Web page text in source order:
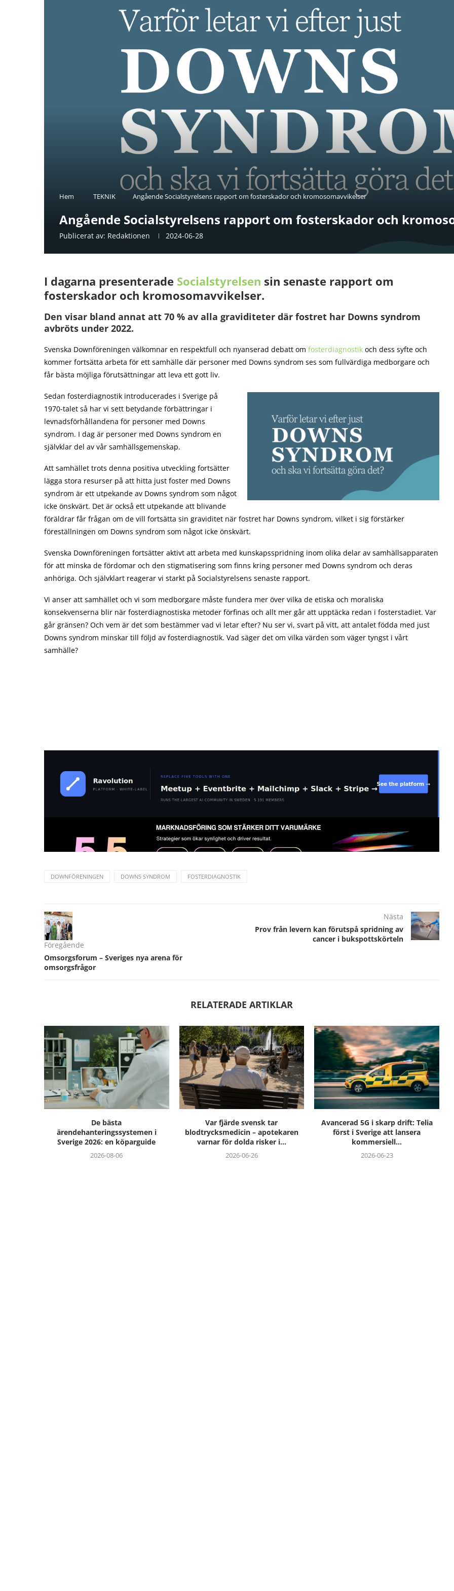
Hem TEKNIK Angående Socialstyrelsens rapport om fosterskador och kromosomavvikelser
Angående Socialstyrelsens rapport om fosterskador och
Publicerat av: Redaktionen 2024-06-28
I dagarna presenterade Socialstyrelsen sin senaste rapport om
fosterskador och kromosomavvikelser.
Den visar bland annat att 70 % av alla graviditeter där fostret har Downs syndrom
avbröts under 2022.
Svenska Downföreningen välkomnar en respektfull och nyanserad debatt om fosterdiagnostik och dess syfte och
kommer fortsätta arbeta för ett samhälle där personer med Downs syndrom ses som fullvärdiga medborgare och
får bästa möjliga förutsättningar att leva ett gott liv.
Sedan fosterdiagnostik introducerades i Sverige på
1970-talet så har vi sett betydande förbättringar i
levnadsförhållandena för personer med Downs
syndrom. I dag är personer med Downs syndrom en
självklar del av vår samhällsgemenskap.
Att samhället trots denna positiva utveckling fortsätter
lägga stora resurser på att hitta just foster med Downs
syndrom är ett utpekande av Downs syndrom som något
icke önskvärt. Det är också ett utpekande att blivande
föräldrar får frågan om de vill fortsätta sin graviditet när fostret har Downs syndrom, vilket i sig förstärker
föreställningen om Downs syndrom som något icke önskvärt.
Svenska Downföreningen fortsätter aktivt att arbeta med kunskapsspridning inom olika delar av samhällsapparaten
för att minska de fördomar och den stigmatisering som finns kring personer med Downs syndrom och deras
anhöriga. Och självklart reagerar vi starkt på Socialstyrelsens senaste rapport.
Vi anser att samhället och vi som medborgare måste fundera mer över vilka de etiska och moraliska
konsekvenserna blir när fosterdiagnostiska metoder förfinas och allt mer går att upptäcka redan i fosterstadiet. Var
går gränsen? Och vem är det som bestämmer vad vi letar efter? Nu ser vi, svart på vitt, att antalet födda med just
Downs syndrom minskar till följd av fosterdiagnostik. Vad säger det om vilka värden som väger tyngst i vårt
samhälle?
DOWNFÖRENINGEN DOWNS SYNDROM FOSTERDIAGNOSTIK
Föregående
Omsorgsforum – Sveriges nya arena för
omsorgsfrågor
Nästa
Prov från levern kan förutspå spridning av
cancer i bukspottskörteln
RELATERADE ARTIKLAR
De bästa
ärendehanteringssystemen i
Sverige 2026: en köparguide
2026-08-06
Var fjärde svensk tar
blodtrycksmedicin – apotekaren
varnar för dolda risker i...
2026-06-26
Avancerad 5G i skarp drift: Telia
först i Sverige att lansera
kommersiell...
2026-06-23